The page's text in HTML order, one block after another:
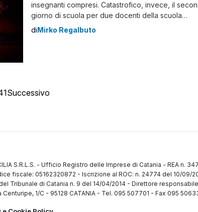
insegnanti compresi. Catastrofico, invece, il
giorno di scuola per due docenti della scuola
messinese Albino Luciani, le cui macchine sono
incendiate. Sembra si tratti di un gesto vandalico. A
di Mirko Regalbuto
Successivo
S.R.L.S. - Ufficio Registro delle Imprese di Catania - REA n.
fiscale: 05162320872 - Iscrizione al ROC: n. 24774 del 10/09/
Tribunale di Catania n. 9 del 14/04/2014 - Direttore
Centuripe, 1/C - 95128 CATANIA - Tel. 095 507701 - Fax 095